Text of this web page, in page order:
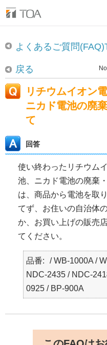
よくあるご質問
戻る
リチウムイオン
ニカド電池の廃
て
回答
使い終わったリチウム
池、ニカド電池の廃棄
は、商品から電池を取
てず、お住いの自治体
か、お買い上げの販売
てください。
品番
/ WB-1000A /
NDC-2435 / NDC-
0925 / BP-900A